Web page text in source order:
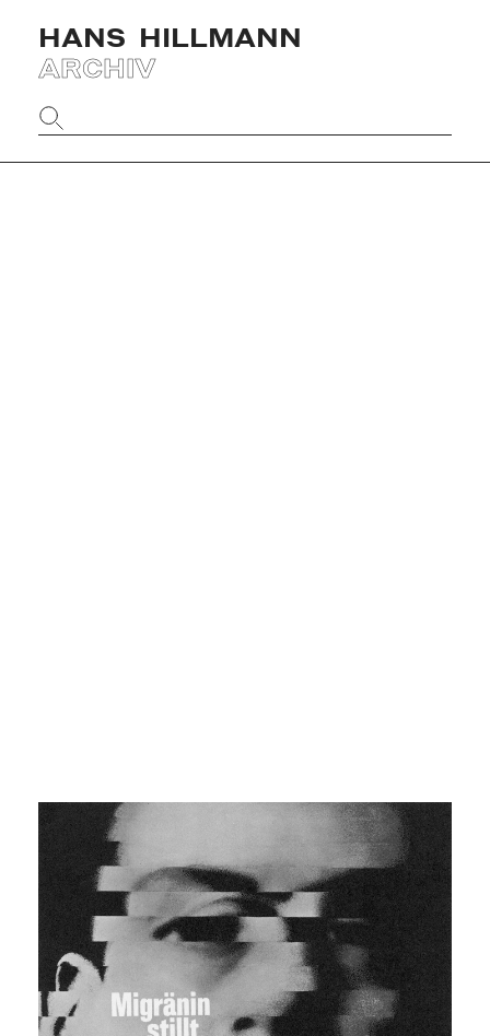
HANS HILLMANN
ARCHIV
Website
durchsuchen